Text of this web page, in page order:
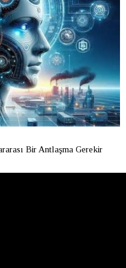
Bir Antlaşma Gerekir